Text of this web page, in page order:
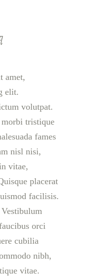
amet,
elit.
volutpat.
morbi tristique
fames
nisl nisi,
vitae,
placerat
facilisis.
orci
cubilia
nibh,
vitae.